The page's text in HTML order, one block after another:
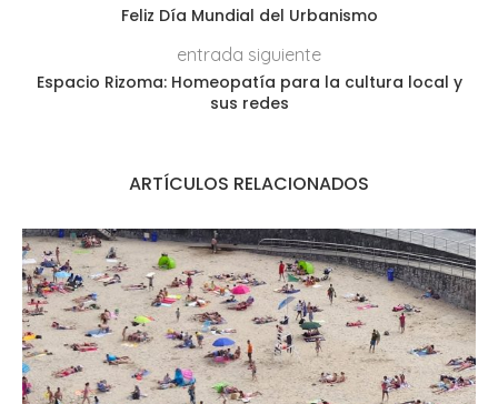
Feliz Día Mundial del Urbanismo
entrada siguiente
Espacio Rizoma: Homeopatía para la cultura local y
sus redes
ARTÍCULOS RELACIONADOS